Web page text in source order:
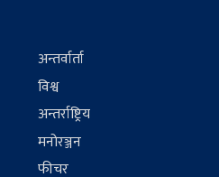
अन्तर्वार्ता
विश्व
अन्तर्राष्ट्रिय
मनोरञ्जन
फीचर